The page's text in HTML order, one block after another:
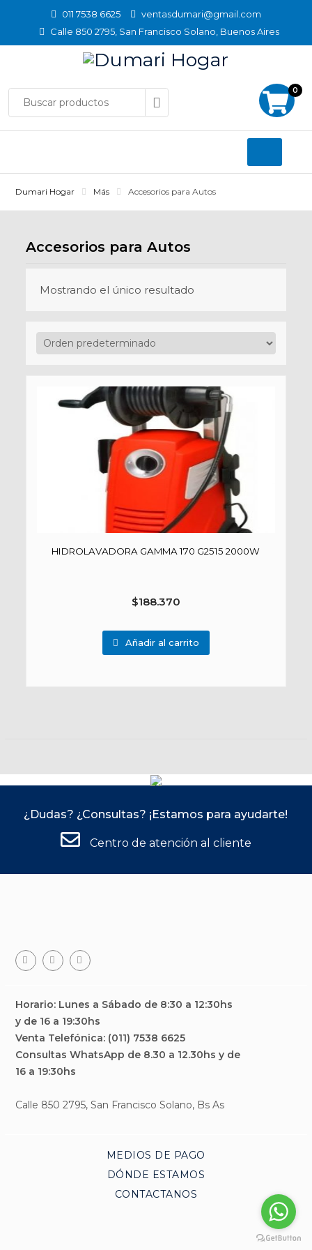
011 7538 6625
ventasdumari@gmail.com
Calle 850 2795, San Francisco Solano, Buenos Aires
0
Dumari Hogar Más Accesorios para Autos
Accesorios para Autos
Mostrando el único resultado
HIDROLAVADORA GAMMA 170 G2515 2000W
$188.370
Añadir al carrito
¿Dudas? ¿Consultas? ¡Estamos para ayudarte!
Centro de atención al cliente
Horario: Lunes a Sábado de 8:30 a 12:30hs
y de 16 a 19:30hs
Venta Telefónica: (011) 7538 6625
Consultas WhatsApp de 8.30 a 12.30hs y de
16 a 19:30hs
Calle 850 2795, San Francisco Solano, Bs As
MEDIOS DE PAGO
DÓNDE ESTAMOS
CONTACTANOS